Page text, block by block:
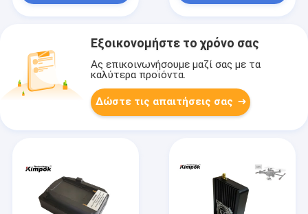
Εξοικονομήστε το χρόνο σας
Ας επικοινωνήσουμε μαζί σας με τα
καλύτερα προϊόντα.
Δώστε τις απαιτήσεις σας